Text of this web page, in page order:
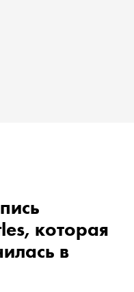
которая
в